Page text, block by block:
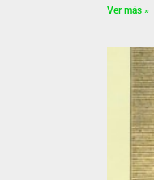
Ver más »